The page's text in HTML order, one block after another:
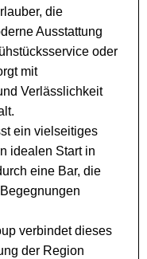
die
Ausstattung
oder
mit
Verlässlichkeit
ein vielseitiges
idealen Start in
eine Bar, die
verbindet dieses
der Region